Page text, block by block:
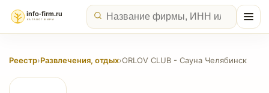
Реестр›Развлечения, отдых›ORLOV CLUB - Сауна Челябинск